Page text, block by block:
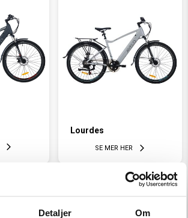
Detaljer Om
Lourdes
SE MER HER